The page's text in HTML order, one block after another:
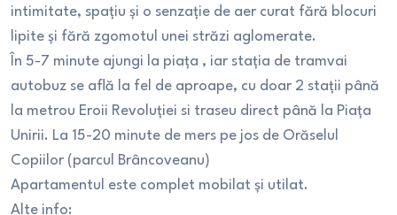
intimitate, spațiu și o senzație de aer curat fără blocuri
lipite și fără zgomotul unei străzi aglomerate.
În 5-7 minute ajungi la piața , iar stația de tramvai
autobuz se află la fel de aproape, cu doar 2 stații până
la metrou Eroii Revoluției si traseu direct până la Piața
Unirii. La 15-20 minute de mers pe jos de Orăselul
Copiilor (parcul Brâncoveanu)
Apartamentul este complet mobilat și utilat.
Alte info: